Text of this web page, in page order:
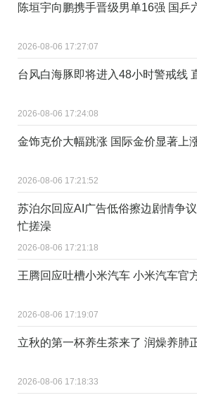
陈垣宇向鹏携手晋级男单16强 国乒
2026-08-06 17:27:07
台风白海豚即将进入48小时警戒线
2026-08-06 17:24:08
金饰克价大幅跳涨 国际金价显著上
2026-08-06 17:21:52
苏泊尔回应AI广告低俗擦边剧情争
忙搓澡
2026-08-06 17:21:18
王腾回应吐槽小米汽车 小米汽车官
2026-08-06 17:19:07
立秋的第一杯养生茶来了 润燥养肺
2026-08-06 17:18:33